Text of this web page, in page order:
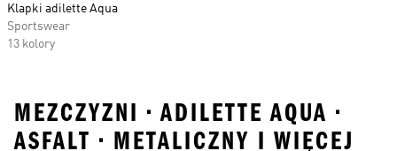
Klapki adilette Aqua
Sportswear
13 kolory
MEZCZYZNI • ADILETTE AQUA •
ASFALT • METALICZNY I WIĘCEJ